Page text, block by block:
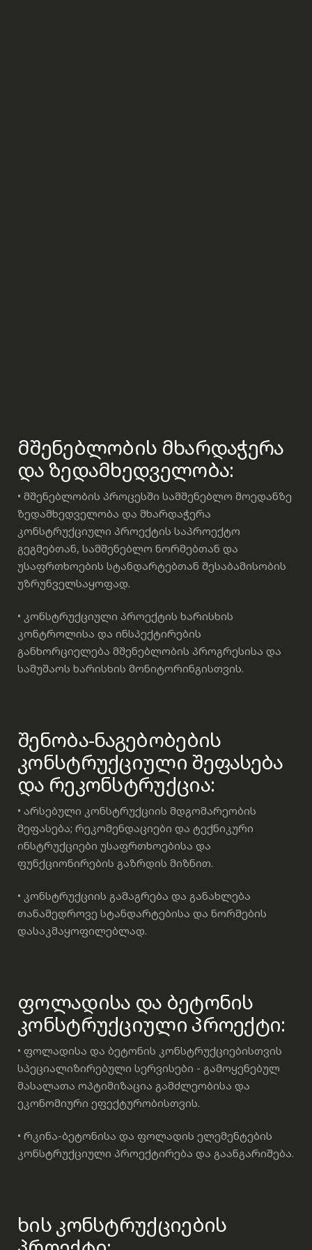
მშენებლობის მხარდაჭერა
და ზედამხედველობა:
• მშენებლობის პროცესში სამშენებლო მოედანზე
ზედამხედველობა და მხარდაჭერა
კონსტრუქციული პროექტის საპროექტო
გეგმებთან, სამშენებლო ნორმებთან და
უსაფრთხოების სტანდარტებთან შესაბამისობის
უზრუნველსაყოფად.
• კონსტრუქციული პროექტის ხარისხის
კონტროლისა და ინსპექტირების
განხორციელება მშენებლობის პროგრესისა და
სამუშაოს ხარისხის მონიტორინგისთვის.
შენობა-ნაგებობების
კონსტრუქციული შეფასება
და რეკონსტრუქცია:
• არსებული კონსტრუქციის მდგომარეობის
შეფასება; რეკომენდაციები და ტექნიკური
ინსტრუქციები უსაფრთხოებისა და
ფუნქციონირების გაზრდის მიზნით.
• კონსტრუქციის გამაგრება და განახლება
თანამედროვე სტანდარტებისა და ნორმების
დასაკმაყოფილებლად.
ფოლადისა და ბეტონის
კონსტრუქციული პროექტი:
• ფოლადისა და ბეტონის კონსტრუქციებისთვის
სპეციალიზირებული სერვისები - გამოყენებულ
მასალათა ოპტიმიზაცია გამძლეობისა და
ეკონომიური ეფექტურობისთვის.
• რკინა-ბეტონისა და ფოლადის ელემენტების
კონსტრუქციული პროექტირება და გაანგარიშება.
ხის კონსტრუქციების